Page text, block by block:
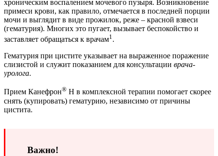
хроническим воспалением мочевого пузыря. Возникновение
примеси крови, как правило, отмечается в последней порции
мочи и выглядит в виде прожилок, реже – красной взвеси
(гематурия). Многих это пугает, вызывает беспокойство и
заставляет обращаться к врачам1.
Гематурия при цистите указывает на выраженное поражение
слизистой и служит показанием для консультации врача-
уролога.
Прием Канефрон® Н в комплексной терапии помогает скорее
снять (купировать) гематурию, независимо от причины
цистита.
Важно!